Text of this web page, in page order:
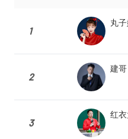
1
丸
2
建哥
3
红